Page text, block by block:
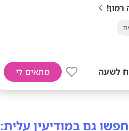
מתאים לי
חפשו גם במודיעין עלית: